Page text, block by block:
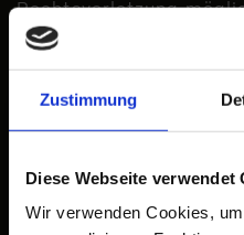
Zustimmung
Diese Webseite verwendet
Wir verwenden Cookies,
Rechtsverletzung
von entsprechenden
Unser Angebot enthält
Websites Dritter, auf